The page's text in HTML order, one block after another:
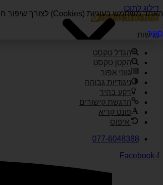
דילוג לתוכן
פתח סרגל נגישות
נגישות
הגדל טקסט
הקטן טקסט
גווני אפור
ניגודיות גבוהה
רקע בהיר
הדגשת קישורים
פונט קריא
איפוס
077-6048388
Facebook-f
האתר משתמש בעוגיות (Cookies) לצורך שיפור חוויית המשתמש, ניתוח נתוני גלישה והתאמת תכנים אישית. המשך השימוש באתר מהווה הסכמה לשימוש בעוגיות בהתאם ל
סגור